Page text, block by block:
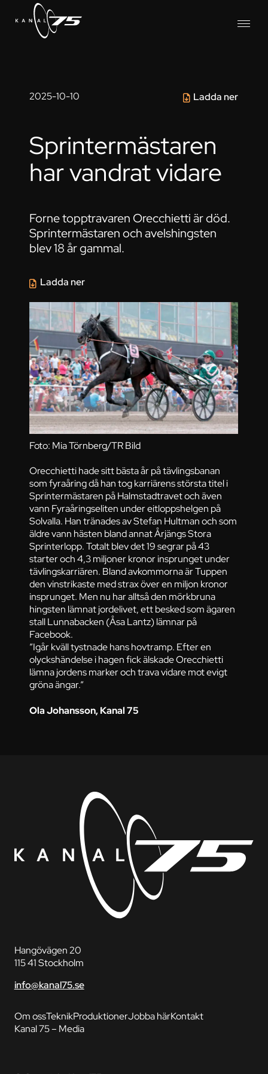
2025-10-10
Foto: Mia Törnberg/TR Bild
Ladda ner
Sprintermästaren
har vandrat vidare
Forne topptravaren Orecchietti är död.
Sprintermästaren och avelshingsten
blev 18 år gammal.
Orecchietti hade sitt bästa år på tävlingsbanan
som fyraåring då han tog karriärens största titel i
Sprintermästaren på Halmstadtravet och även
vann Fyraåringseliten under eitloppshelgen på
Solvalla. Han tränades av Stefan Hultman och som
äldre vann hästen bland annat Årjängs Stora
Sprinterlopp. Totalt blev det 19 segrar på 43
starter och 4,3 miljoner kronor insprunget under
tävlingskarriären. Bland avkommorna är Tuppen
den vinstrikaste med strax över en miljon kronor
insprunget. Men nu har alltså den mörkbruna
hingsten lämnat jordelivet, ett besked som ägaren
stall Lunnabacken (Åsa Lantz) lämnar på
Facebook.
”Igår kväll tystnade hans hovtramp. Efter en
olyckshändelse i hagen fick älskade Orecchietti
lämna jordens marker och trava vidare mot evigt
gröna ängar.”
Ladda ner
Ola Johansson, Kanal 75
Hangövägen 20
115 41 Stockholm
info@kanal75.se
Om ossTeknikProduktionerJobba härKontakt
Kanal 75 – Media